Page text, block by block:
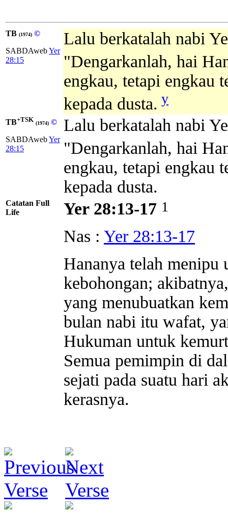
TB (1974) ©
SABDAwebYer
28:15
Lalu berkatalah nabi
"Dengarkanlah, hai
engkau, tetapi engkau
kepada dusta. y
TB+TSK (1974) ©
SABDAwebYer
28:15
Lalu berkatalah nabi
"Dengarkanlah, hai
engkau, tetapi engkau
kepada dusta.
Catatan Full
Life
Yer 28:13-17 1
Nas : Yer 28:13-17
Hananya telah menipu
kebohongan;
yang menubuatkan
bulan nabi itu wafat,
Hukuman untuk
Semua pemimpin di
sejati pada suatu hari
kerasnya.